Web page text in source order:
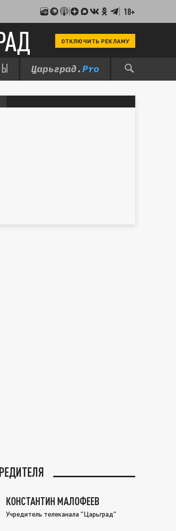
18+
ОТКЛЮЧИТЬ РЕКЛАМУ
КОНСТАНТИН МАЛОФЕЕВ
Учредитель телеканала "Царьград"